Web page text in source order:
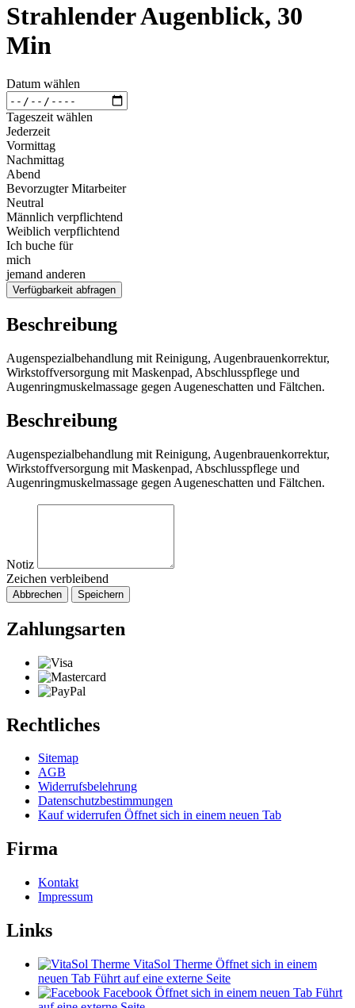
Strahlender Augenblick, 30
Min
Datum wählen
Tageszeit wählen
Jederzeit
Vormittag
Nachmittag
Abend
Bevorzugter Mitarbeiter
Neutral
Männlich verpflichtend
Weiblich verpflichtend
Ich buche für
mich
jemand anderen
Verfügbarkeit abfragen
Beschreibung
Augenspezialbehandlung mit Reinigung, Augenbrauenkorrektur,
Wirkstoffversorgung mit Maskenpad, Abschlusspflege und
Augenringmuskelmassage gegen Augeneschatten und Fältchen.
Beschreibung
Augenspezialbehandlung mit Reinigung, Augenbrauenkorrektur,
Wirkstoffversorgung mit Maskenpad, Abschlusspflege und
Augenringmuskelmassage gegen Augeneschatten und Fältchen.
Notiz
Zeichen verbleibend
Abbrechen Speichern
Zahlungsarten
Rechtliches
Sitemap
AGB
Widerrufsbelehrung
Datenschutzbestimmungen
Kauf widerrufen Öffnet sich in einem neuen Tab
Firma
Kontakt
Impressum
Links
VitaSol Therme Öffnet sich in einem
neuen Tab Führt auf eine externe Seite
Facebook Öffnet sich in einem neuen Tab Führt